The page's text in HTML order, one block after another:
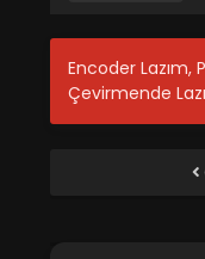
Encoder Lazım,
Çevirmende